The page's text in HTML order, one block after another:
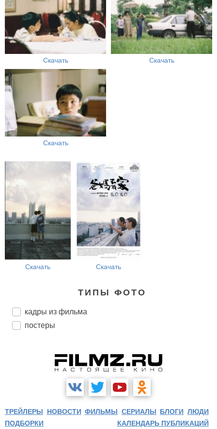
Скачать Скачать
Скачать
Скачать Скачать
ТИПЫ ФОТО
кадры из фильма
постеры
ТРЕЙЛЕРЫ НОВОСТИ ФИЛЬМЫ СЕРИАЛЫ БЛОГИ ЛЮДИ
ПОДБОРКИ
КАЛЕНДАРЬ ПУБЛИКАЦИЙ